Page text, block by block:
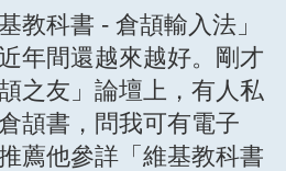
教科書 - 倉頡輸入法」
年間還越來越好。剛才
之友」論壇上，有人私
頡書，問我可有電子
薦他參詳「維基教科書